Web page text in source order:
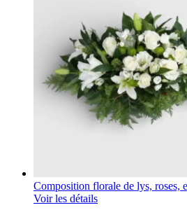
Composition florale de lys, roses,
Voir les détails